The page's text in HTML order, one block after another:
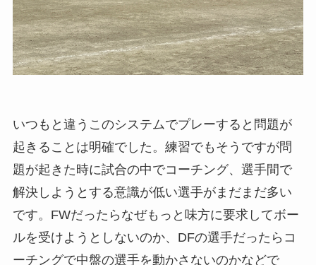
いつもと違うこのシステムでプレーすると問題が
起きることは明確でした。練習でもそうですが問
題が起きた時に試合の中でコーチング、選手間で
解決しようとする意識が低い選手がまだまだ多い
です。FWだったらなぜもっと味方に要求してボー
ルを受けようとしないのか、DFの選手だったらコ
ーチングで中盤の選手を動かさないのかなどで